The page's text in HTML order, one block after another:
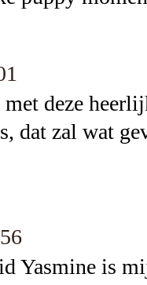
deze
dat zal wat
Yasmine is